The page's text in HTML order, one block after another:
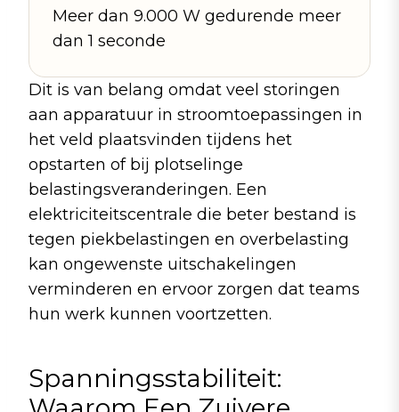
Meer dan 9.000 W gedurende meer
dan 1 seconde
Dit is van belang omdat veel storingen
aan apparatuur in stroomtoepassingen in
het veld plaatsvinden tijdens het
opstarten of bij plotselinge
belastingsveranderingen. Een
elektriciteitscentrale die beter bestand is
tegen piekbelastingen en overbelasting
kan ongewenste uitschakelingen
verminderen en ervoor zorgen dat teams
hun werk kunnen voortzetten.
Spanningsstabiliteit: